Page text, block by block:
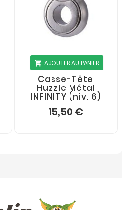
shopping_cart AJOUTER AU PANIER
  
Casse-Tête
Huzzle Métal
INFINITY (niv. 6)
15,50 €